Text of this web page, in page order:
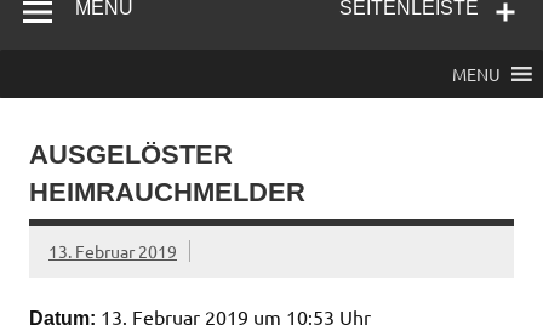
SEITENLEISTE
MENÜ
MENU
AUSGELÖSTER
HEIMRAUCHMELDER
13. Februar 2019
Datum: 13. Februar 2019 um 10:53 Uhr